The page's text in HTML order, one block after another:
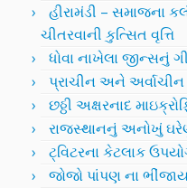
હીરામંડી – સમાજના
ચીતરવાની કુત્સિત વૃત્તિ
ધોવા નાખેલા જીન્સનું
પ્રાચીન અને અર્વાચીન
છઠ્ઠી અક્ષરનાદ
રાજસ્થાનનું અનોખું
ટ્વિટરના કેટલાક
જોજો પાંપણ ના